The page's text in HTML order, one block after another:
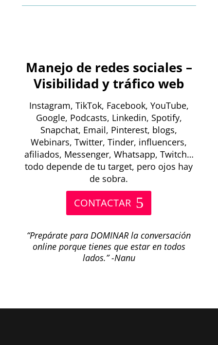
Manejo de redes sociales –
Visibilidad y tráfico web
Instagram, TikTok, Facebook, YouTube,
Google, Podcasts, Linkedin, Spotify,
Snapchat, Email, Pinterest, blogs,
Webinars, Twitter, Tinder, influencers,
afiliados, Messenger, Whatsapp, Twitch…
todo depende de tu target, pero ojos hay
de sobra.
CONTACTAR
“Prepárate para DOMINAR la conversación
online porque tienes que estar en todos
lados.” -Nanu